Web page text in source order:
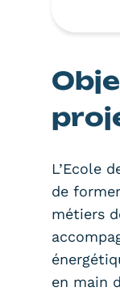
L’Ecole
de
métiers
en main